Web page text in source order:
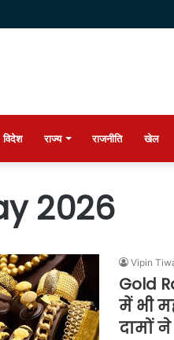
विदेश राज्य राजनीति खेल
2026
Vipin
Gold
में भी
दामों